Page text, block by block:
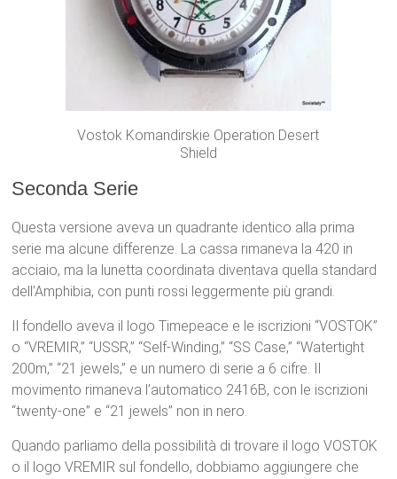
Vostok Komandirskie Operation Desert
Shield
Seconda Serie
Questa versione aveva un quadrante identico alla prima
serie ma alcune differenze. La cassa rimaneva la 420 in
acciaio, ma la lunetta coordinata diventava quella standard
dell’Amphibia, con punti rossi leggermente più grandi.
Il fondello aveva il logo Timepeace e le iscrizioni “VOSTOK”
o “VREMIR,” “USSR,” “Self-Winding,” “SS Case,” “Watertight
200m,” “21 jewels,” e un numero di serie a 6 cifre. Il
movimento rimaneva l’automatico 2416B, con le iscrizioni
“twenty-one” e “21 jewels” non in nero.
Quando parliamo della possibilità di trovare il logo VOSTOK
o il logo VREMIR sul fondello, dobbiamo aggiungere che